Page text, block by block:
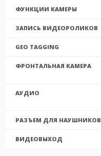
ФУНКЦИИ КАМЕРЫ
ЗАПИСЬ ВИДЕОРОЛИКОВ
GEO TAGGING
ФРОНТАЛЬНАЯ КАМЕРА
АУДИО
РАЗЪЕМ ДЛЯ НАУШНИКОВ
ВИДЕОВЫХОД